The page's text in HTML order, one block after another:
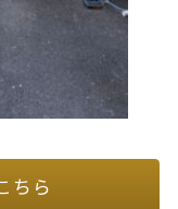
ちら